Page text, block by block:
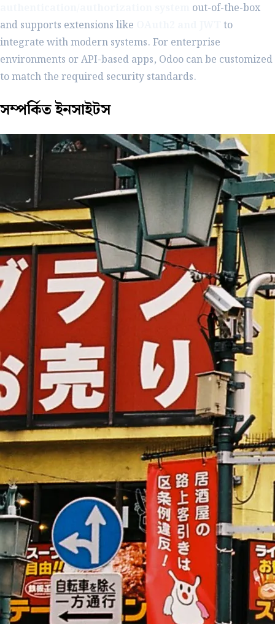
out-of-the-box
and supports extensions like
to
integrate with modern systems. For enterprise
environments or API-based apps, Odoo can be customized
to match the required security standards.
সম্পর্কিতইনসাইটস